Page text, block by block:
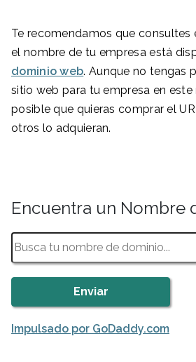
Te recomendamos que consultes
el nombre de tu empresa está
dominio web. Aunque no tengas
sitio web para tu empresa en
posible que quieras comprar el
otros lo adquieran.
Encuentra un Nombre
Impulsado por GoDaddy.com